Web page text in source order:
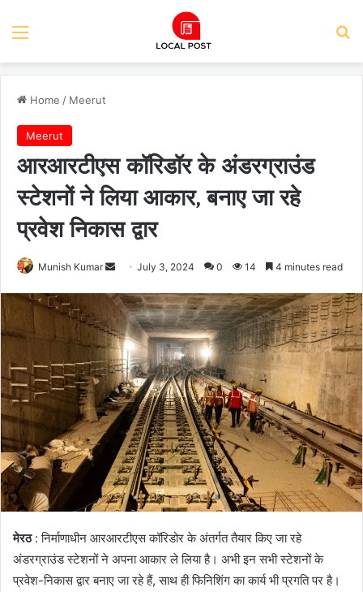
Menu
Home / Meerut
Meerut
आरआरटीएस कॉरिडॉर के अंडरग्राउंड
स्टेशनों ने लिया आकार, बनाए जा रहे
प्रवेश निकास द्वार
Munish Kumar
Send
email
July 3, 2024 0 14 4 minutes read
मेरठ: निर्माणाधीन आरआरटीएस कॉरिडोर के अंतर्गत तैयार किए जा रहे
अंडरग्राउंड स्टेशनों ने अपना आकार ले लिया है। अभी इन सभी स्टेशनों के
प्रवेश-निकास द्वार बनाए जा रहे हैं, साथ ही फिनिशिंग का कार्य भी प्रगति पर है।